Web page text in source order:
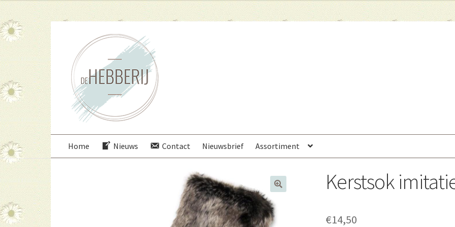
door
naar
navigatie
direct
naar
inhoud
Home Nieuws Contact Nieuwsbrief Assortiment
Kerstsok
€14,50